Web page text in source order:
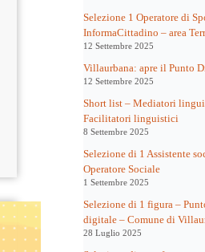
Selezione 1 Operatore di
InformaCittadino – area
12 Settembre 2025
Villaurbana: apre il Punto
12 Settembre 2025
Short list – Mediatori
Facilitatori linguistici
8 Settembre 2025
Selezione di 1 Assistente
Operatore Sociale
1 Settembre 2025
Selezione di 1 figura –
digitale – Comune di
28 Luglio 2025